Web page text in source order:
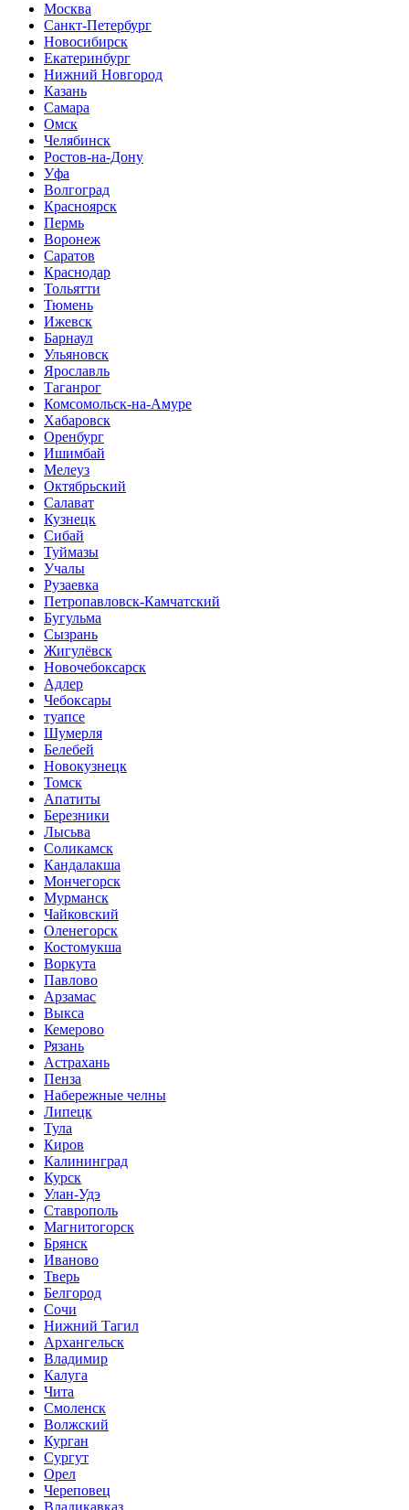
Москва
Санкт-Петербург
Новосибирск
Екатеринбург
Нижний Новгород
Казань
Самара
Омск
Челябинск
Ростов-на-Дону
Уфа
Волгоград
Красноярск
Пермь
Воронеж
Саратов
Краснодар
Тольятти
Тюмень
Ижевск
Барнаул
Ульяновск
Ярославль
Таганрог
Комсомольск-на-Амуре
Хабаровск
Оренбург
Ишимбай
Мелеуз
Октябрьский
Салават
Кузнецк
Сибай
Туймазы
Учалы
Рузаевка
Петропавловск-Камчатский
Бугульма
Сызрань
Жигулёвск
Новочебоксарск
Адлер
Чебоксары
туапсе
Шумерля
Белебей
Новокузнецк
Томск
Апатиты
Березники
Лысьва
Соликамск
Кандалакша
Мончегорск
Мурманск
Чайковский
Оленегорск
Костомукша
Воркута
Павлово
Арзамас
Выкса
Кемерово
Рязань
Астрахань
Пенза
Набережные челны
Липецк
Тула
Киров
Калининград
Курск
Улан-Удэ
Ставрополь
Магнитогорск
Брянск
Иваново
Тверь
Белгород
Сочи
Нижний Тагил
Архангельск
Владимир
Калуга
Чита
Смоленск
Волжский
Курган
Сургут
Орел
Череповец